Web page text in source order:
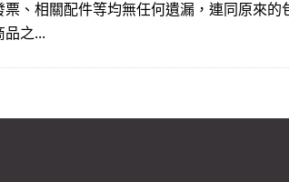
、相關配件等均無任何遺漏，連同原來
之...